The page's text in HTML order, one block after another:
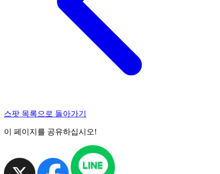
스팟 목록으로 돌아가기
이 페이지를 공유하십시오!